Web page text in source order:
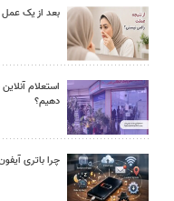
بعد از یک عمل
استعلام
دهیم؟
چرا باتری آیفون